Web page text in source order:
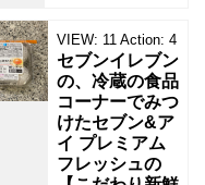
VIEW: 11 Action: 4
セブンイレブン
の、冷蔵の食品
コーナーでみつ
けたセブン&ア
イ プレミアム
フレッシュの